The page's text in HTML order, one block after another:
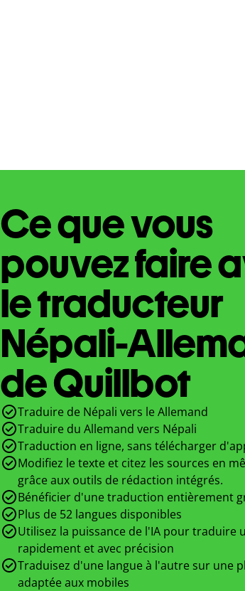
Ce que vous
pouvez faire
le traducteur
Népali-
de Quillbot
Traduire de Népali vers le Allemand
Traduire du Allemand vers Népali
Traduction en ligne, sans télécharger
Modifiez le texte et citez les sources en
grâce aux outils de rédaction intégrés.
Bénéficier d'une traduction entièrement
Plus de 52 langues disponibles
Utilisez la puissance de l'IA pour traduire
rapidement et avec précision
Traduisez d'une langue à l'autre sur une
adaptée aux mobiles